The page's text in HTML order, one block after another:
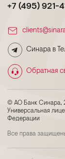
© АО Банк Синара,
Универсальная
Федерации
Все права
Синара в
Обратная
+7 (495) 921-